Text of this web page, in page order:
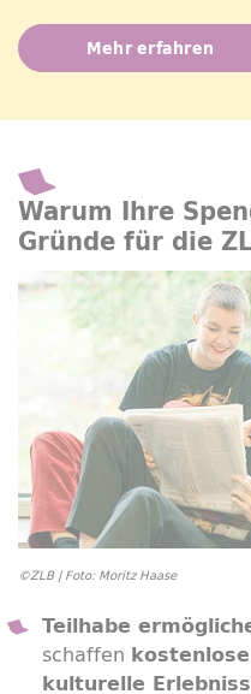
Mehr erfahren
Warum Ihre
Gründe für die
©ZLB | Foto: Moritz Haase
Teilhabe
schaffen
kulturelle